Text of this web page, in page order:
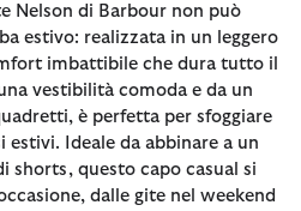
Nelson di Barbour non può
estivo: realizzata in un leggero
imbattibile che dura tutto il
vestibilità comoda e da un
è perfetta per sfoggiare
Ideale da abbinare a un
shorts, questo capo casual si
dalle gite nel weekend